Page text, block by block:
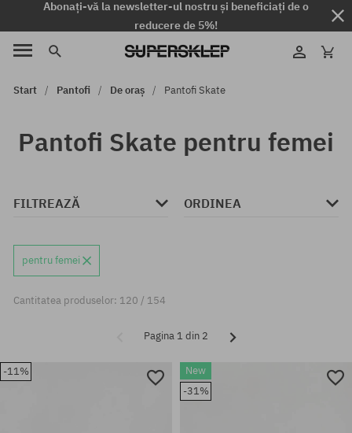
Abonați-vă la newsletter-ul nostru și beneficiați de o
reducere de 5%!
Start Pantofi De oraș Pantofi Skate
Pantofi Skate pentru femei
FILTREAZĂ ORDINEA
pentru femei
Cantitatea produselor: 120 / 154
Pagina 1 din 2
-11%
New
-31%